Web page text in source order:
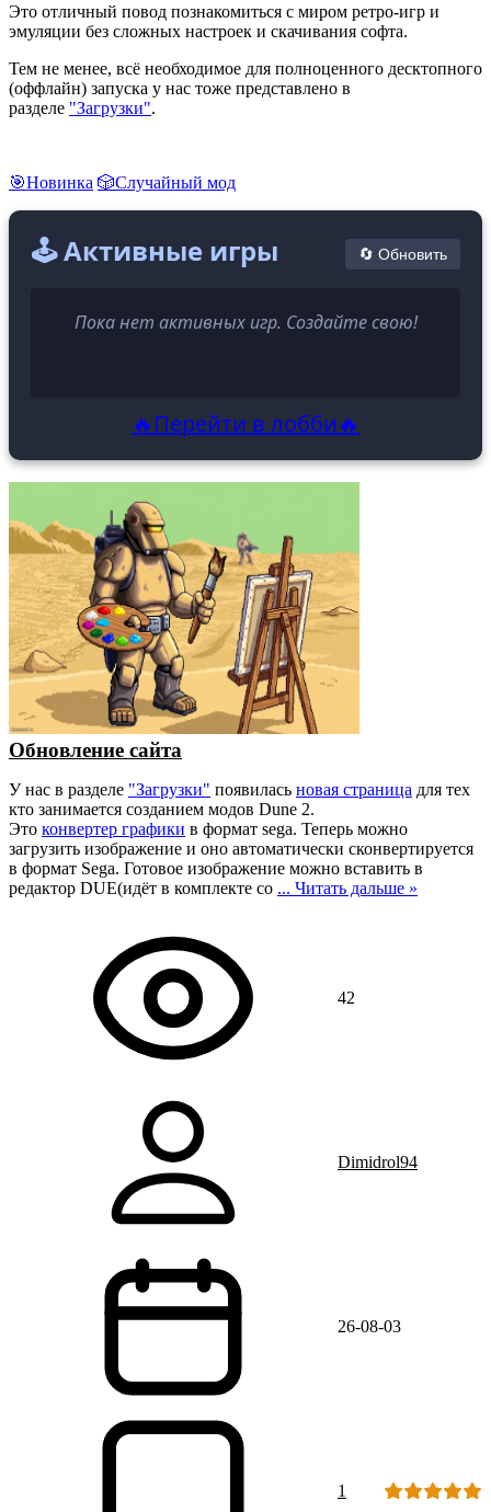
Это отличный повод познакомиться с миром ретро-игр и
эмуляции без сложных настроек и скачивания софта.
Тем не менее, всё необходимое для полноценного десктопного
(оффлайн) запуска у нас тоже представлено в
разделе "Загрузки".
🎯Новинка 🎲Случайный мод
🕹️ Активные игры 🔄 Обновить
Пока нет активных игр. Создайте свою!
🔥Перейти в лобби🔥
Обновление сайта
У нас в разделе "Загрузки" появилась новая страница для тех
кто занимается созданием модов Dune 2.
Это конвертер графики в формат sega. Теперь можно
загрузить изображение и оно автоматически сконвертируется
в формат Sega. Готовое изображение можно вставить в
редактор DUE(идёт в комплекте со ... Читать дальше »
42
Dimidrol94
26-08-03
1